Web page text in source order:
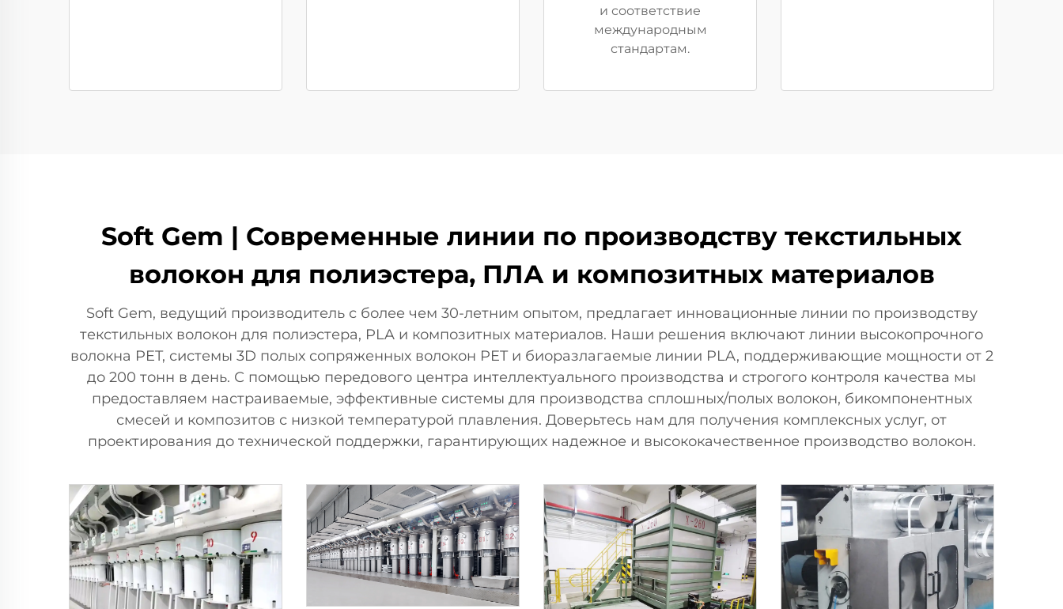
и соответствие
международным
стандартам.
Soft Gem | Современные линии по производству текстильных
волокон для полиэстера, ПЛА и композитных материалов
Soft Gem, ведущий производитель с более чем 30-летним опытом, предлагает инновационные линии по производству
текстильных волокон для полиэстера, PLA и композитных материалов. Наши решения включают линии высокопрочного
волокна PET, системы 3D полых сопряженных волокон PET и биоразлагаемые линии PLA, поддерживающие мощности от 2
до 200 тонн в день. С помощью передового центра интеллектуального производства и строгого контроля качества мы
предоставляем настраиваемые, эффективные системы для производства сплошных/полых волокон, бикомпонентных
смесей и композитов с низкой температурой плавления. Доверьтесь нам для получения комплексных услуг, от
проектирования до технической поддержки, гарантирующих надежное и высококачественное производство волокон.